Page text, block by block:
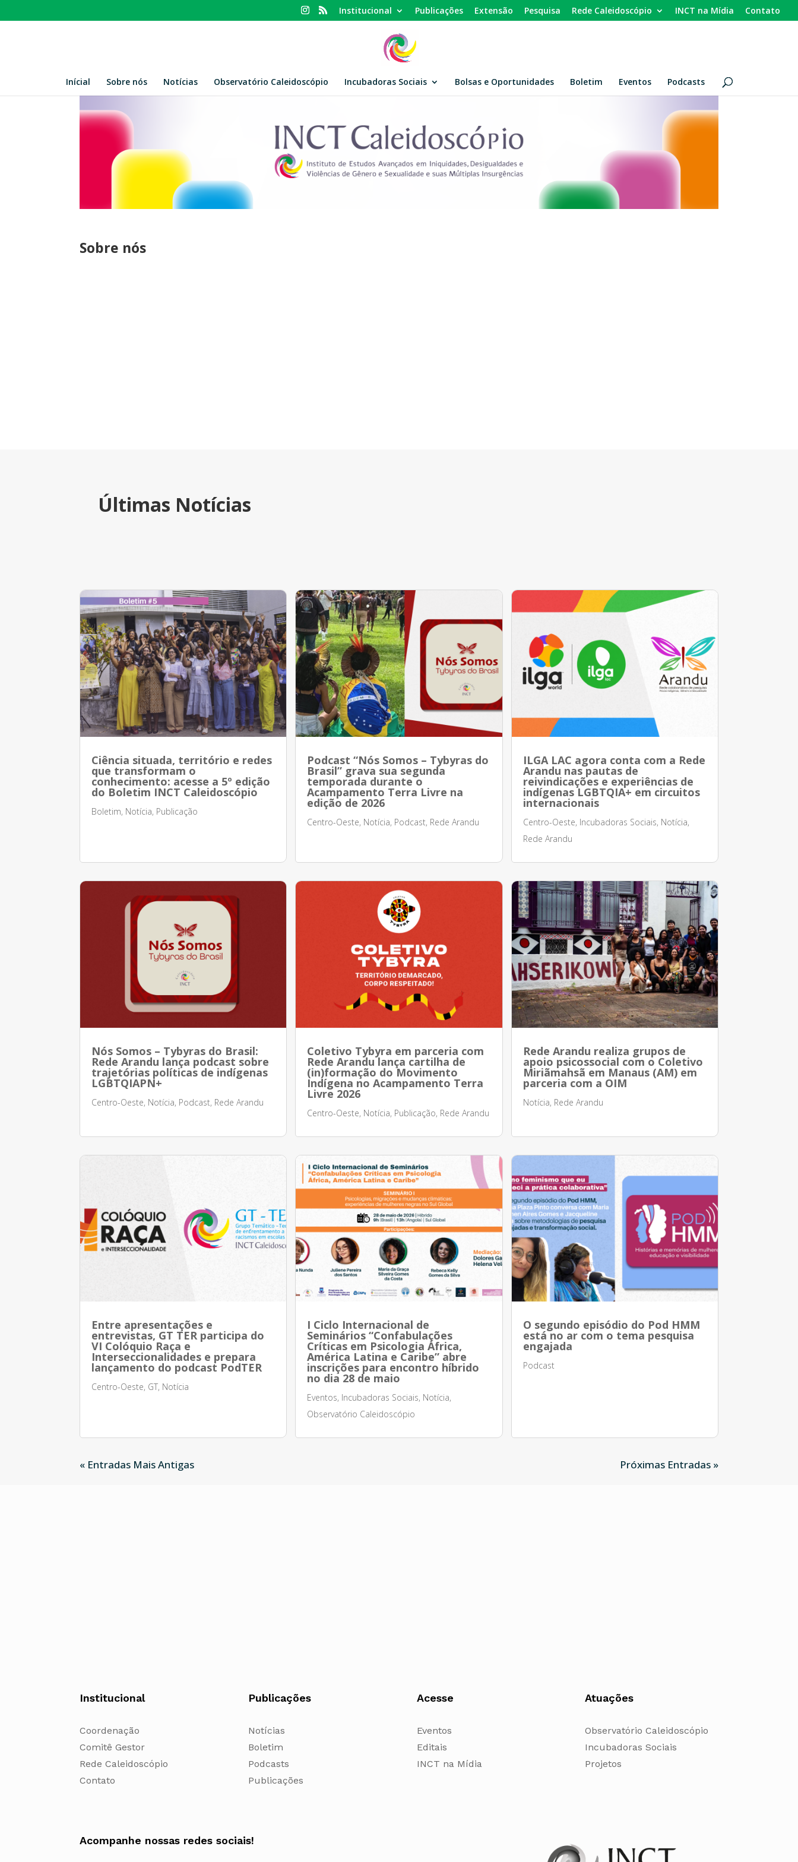
Institucional Publicações Extensão Pesquisa Rede Caleidoscópio INCT na Mídia Contato
Inícial Sobre nós Notícias Observatório Caleidoscópio Incubadoras Sociais Bolsas e Oportunidades Boletim Eventos Podcasts
Sobre nós
Últimas Notícias
Ciência situada, território e redes
que transformam o
conhecimento: acesse a 5º edição
do Boletim INCT Caleidoscópio
Boletim, Notícia, Publicação
Podcast “Nós Somos – Tybyras do
Brasil” grava sua segunda
temporada durante o
Acampamento Terra Livre na
edição de 2026
Centro-Oeste, Notícia, Podcast, Rede Arandu
ILGA LAC agora conta com a Rede
Arandu nas pautas de
reivindicações e experiências de
indígenas LGBTQIA+ em circuitos
internacionais
Centro-Oeste, Incubadoras Sociais, Notícia,
Rede Arandu
Nós Somos – Tybyras do Brasil:
Rede Arandu lança podcast sobre
trajetórias políticas de indígenas
LGBTQIAPN+
Centro-Oeste, Notícia, Podcast, Rede Arandu
Coletivo Tybyra em parceria com
Rede Arandu lança cartilha de
(in)formação do Movimento
Indígena no Acampamento Terra
Livre 2026
Centro-Oeste, Notícia, Publicação, Rede Arandu
Rede Arandu realiza grupos de
apoio psicossocial com o Coletivo
Miriãmahsã em Manaus (AM) em
parceria com a OIM
Notícia, Rede Arandu
Entre apresentações e
entrevistas, GT TER participa do
VI Colóquio Raça e
Interseccionalidades e prepara
lançamento do podcast PodTER
Centro-Oeste, GT, Notícia
I Ciclo Internacional de
Seminários “Confabulações
Críticas em Psicologia África,
América Latina e Caribe” abre
inscrições para encontro híbrido
no dia 28 de maio
Eventos, Incubadoras Sociais, Notícia,
Observatório Caleidoscópio
O segundo episódio do Pod HMM
está no ar com o tema pesquisa
engajada
Podcast
« Entradas Mais Antigas Próximas Entradas »
Institucional
Coordenação
Comitê Gestor
Rede Caleidoscópio
Contato
Publicações
Notícias
Boletim
Podcasts
Publicações
Acesse
Eventos
Editais
INCT na Mídia
Atuações
Observatório Caleidoscópio
Incubadoras Sociais
Projetos
Acompanhe nossas redes sociais!